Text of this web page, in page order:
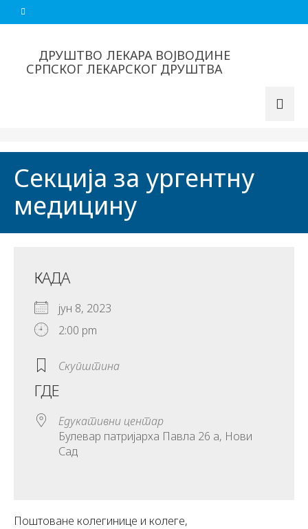
ДРУШТВО ЛЕКАРА ВОЈВОДИНЕ
СРПСКОГ ЛЕКАРСКОГ ДРУШТВА
Секција за ургентну
медицину
КАДА
јун 8, 2023
2:00 pm
Скупштина
ГДЕ
Едукативни центар
Булевар патријарха Павла 26 а, Нови
Сад
Поштоване колегинице и колеге,